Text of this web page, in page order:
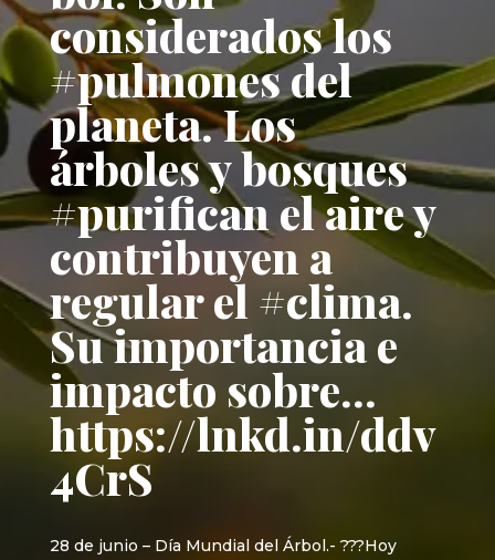
considerados los
#pulmones del
planeta. Los
árboles y bosques
#purifican el aire y
contribuyen a
regular el #clima.
Su importancia e
impacto sobre…
https://lnkd.in/ddv
4CrS
28 de junio – Día Mundial del Árbol.- ???Hoy